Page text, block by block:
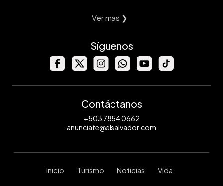
Ver mas ❯
Síguenos
Contáctanos
+503 7854 0662
anunciate@elsalvador.com
Inicio Turismo Noticias Vida